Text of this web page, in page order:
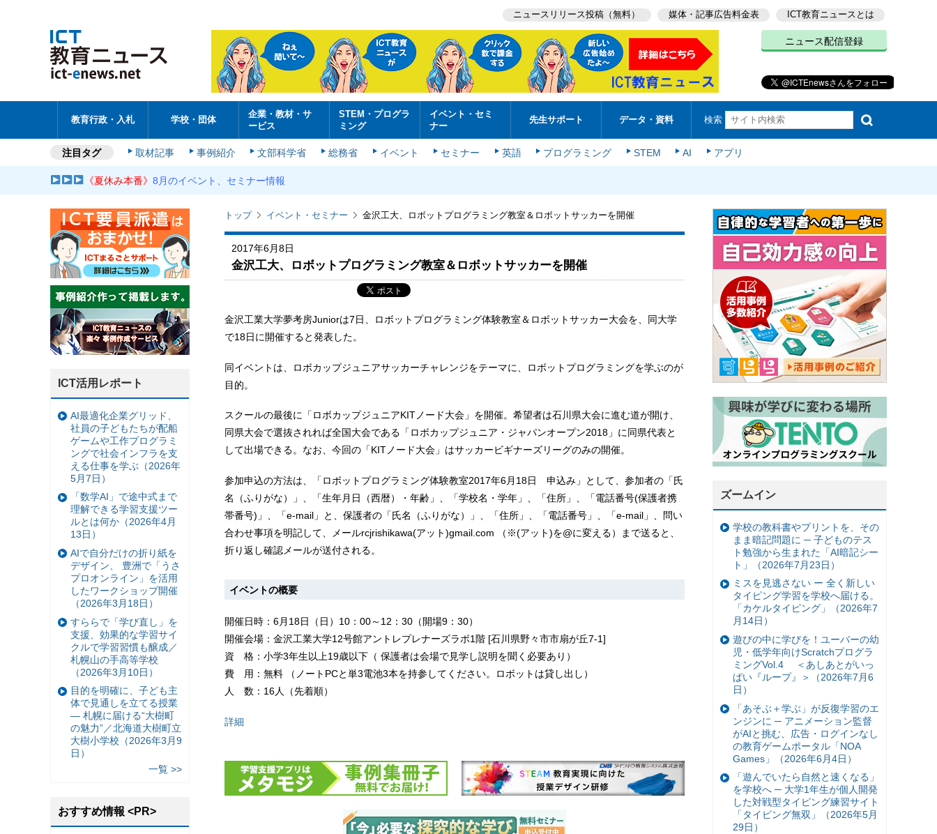
ニュースリリース投稿（無料） 媒体・記事広告料金表 ICT教育ニュースとは
ニュース配信登録
教育行政・入札 学校・団体
企業・教材・サ
ービス
STEM・プログラ
ミング
イベント・セミ
ナー
先生サポート データ・資料 検索
注目タグ 取材記事 事例紹介 文部科学省 総務省 イベント セミナー 英語 プログラミング STEM AI アプリ
《夏休み本番》8月のイベント、セミナー情報
トップ イベント・セミナー 金沢工大、ロボットプログラミング教室＆ロボットサッカーを開催
2017年6月8日
金沢工大、ロボットプログラミング教室＆ロボットサッカーを開催
金沢工業大学夢考房Juniorは7日、ロボットプログラミング体験教室＆ロボットサッカー大会を、同大学
で18日に開催すると発表した。
同イベントは、ロボカップジュニアサッカーチャレンジをテーマに、ロボットプログラミングを学ぶのが
目的。
スクールの最後に「ロボカップジュニアKITノード大会」を開催。希望者は石川県大会に進む道が開け、
同県大会で選抜されれば全国大会である「ロボカップジュニア・ジャパンオープン2018」に同県代表と
して出場できる。なお、今回の「KITノード大会」はサッカービギナーズリーグのみの開催。
参加申込の方法は、「ロボットプログラミング体験教室2017年6月18日 申込み」として、参加者の「氏
名（ふりがな）」、「生年月日（西暦）・年齢」、「学校名・学年」、「住所」、「電話番号(保護者携
帯番号)」、「e-mail」と、保護者の「氏名（ふりがな）」、「住所」、「電話番号」、「e-mail」、問い
合わせ事項を明記して、メールrcjrishikawa(アット)gmail.com （※(アット)を@に変える）まで送ると、
折り返し確認メールが送付される。
イベントの概要
開催日時：6月18日（日）10：00～12：30（開場9：30）
開催会場：金沢工業大学12号館アントレプレナーズラボ1階 [石川県野々市市扇が丘7-1]
資 格：小学3年生以上19歳以下（ 保護者は会場で見学し説明を聞く必要あり）
費 用：無料 （ノートPCと単3電池3本を持参してください。ロボットは貸し出し）
人 数：16人（先着順）
詳細
ズームイン
学校の教科書やプリントを、その
まま暗記問題に ─ 子どものテス
ト勉強から生まれた「AI暗記シー
ト」（2026年7月23日）
ミスを見逃さない ー 全く新しい
タイピング学習を学校へ届ける。
「カケルタイピング」（2026年7
月14日）
遊びの中に学びを！ユーバーの幼
児・低学年向けScratchプログラ
ミングVol.4 ＜あしあとがいっ
ぱい『ループ』＞（2026年7月6
日）
「あそぶ＋学ぶ」が反復学習のエ
ンジンに ─ アニメーション監督
がAIと挑む、広告・ログインなし
の教育ゲームポータル「NOA
Games」（2026年6月4日）
「遊んでいたら自然と速くなる」
を学校へ ─ 大学1年生が個人開発
した対戦型タイピング練習サイト
「タイピング無双」（2026年5月
29日）
ICT活用レポート
AI最適化企業グリッド、
社員の子どもたちが配船
ゲームや工作プログラミ
ングで社会インフラを支
える仕事を学ぶ（2026年
5月7日）
「数学AI」で途中式まで
理解できる学習支援ツー
ルとは何か（2026年4月
13日）
AIで自分だけの折り紙を
デザイン、 豊洲で「うさ
プロオンライン」を活用
したワークショップ開催
（2026年3月18日）
すららで「学び直し」を
支援、効果的な学習サイ
クルで学習習慣も醸成／
札幌山の手高等学校
（2026年3月10日）
目的を明確に、子ども主
体で見通しを立てる授業
— 札幌に届ける“大樹町
の魅力”／北海道大樹町立
大樹小学校（2026年3月9
日）
一覧 >>
おすすめ情報 <PR>